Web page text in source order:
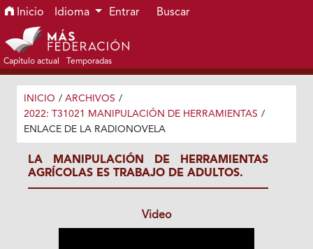
Ir al menú de navegación principal
Ir al contenido principal
Ir al pie de página del sitio
Inicio Idioma Entrar Buscar
Capítulo actual Temporadas
INICIO / ARCHIVOS /
2022: T31021 MANIPULACIÓN DE HERRAMIENTAS /
ENLACE DE LA RADIONOVELA
LA MANIPULACIÓN DE HERRAMIENTAS
AGRÍCOLAS ES TRABAJO DE ADULTOS.
Video